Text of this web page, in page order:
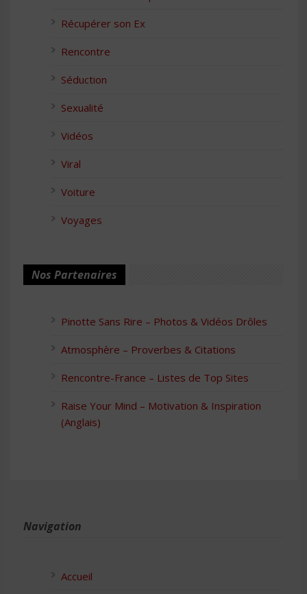
Récupérer son Ex
Rencontre
Séduction
Sexualité
Vidéos
Viral
Voiture
Voyages
Nos Partenaires
Pinotte Sans Rire – Photos & Vidéos Drôles
Atmosphère – Proverbes & Citations
Rencontre-France – Listes de Top Sites
Raise Your Mind – Motivation & Inspiration
(Anglais)
Navigation
Accueil